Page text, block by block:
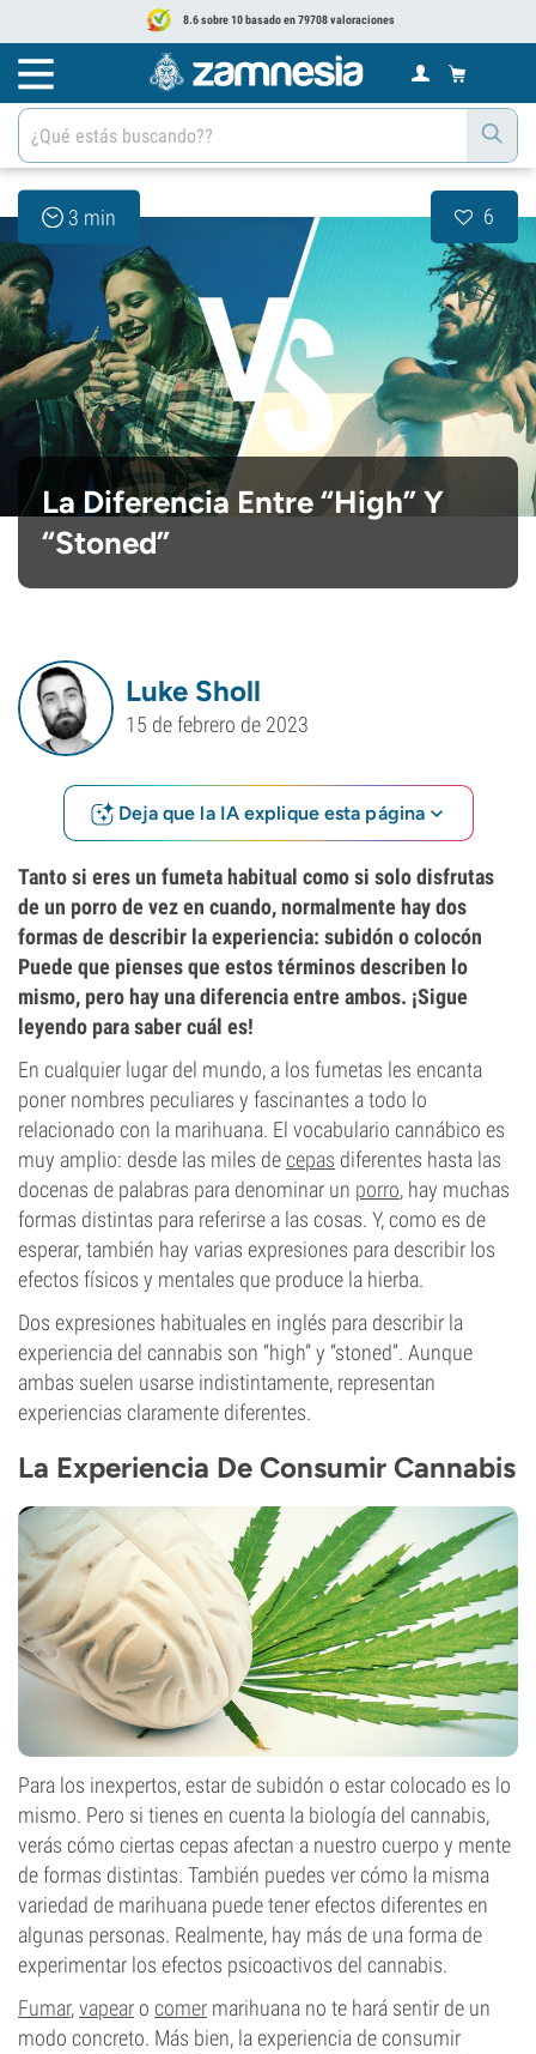
8.6 sobre 10 basado en 79708 valoraciones
3 min 6
La Diferencia Entre “High” Y
“Stoned”
Luke Sholl
15 de febrero de 2023
Deja que la IA explique esta página
Tanto si eres un fumeta habitual como si solo disfrutas
de un porro de vez en cuando, normalmente hay dos
formas de describir la experiencia: subidón o colocón
Puede que pienses que estos términos describen lo
mismo, pero hay una diferencia entre ambos. ¡Sigue
leyendo para saber cuál es!
En cualquier lugar del mundo, a los fumetas les encanta
poner nombres peculiares y fascinantes a todo lo
relacionado con la marihuana. El vocabulario cannábico es
muy amplio: desde las miles decepas diferentes hasta las
docenas de palabras para denominar un porro, hay muchas
formas distintas para referirse a las cosas. Y, como es de
esperar, también hay varias expresiones para describir los
efectos físicos y mentales que produce la hierba.
Dos expresiones habituales en inglés para describir la
experiencia del cannabis son “high” y “stoned”. Aunque
ambas suelen usarse indistintamente, representan
experiencias claramente diferentes.
La Experiencia De Consumir Cannabis
Para los inexpertos, estar de subidón o estar colocado es lo
mismo. Pero si tienes en cuenta la biología del cannabis,
verás cómo ciertas cepas afectan a nuestro cuerpo y mente
de formas distintas. También puedes ver cómo la misma
variedad de marihuana puede tener efectos diferentes en
algunas personas. Realmente, hay más de una forma de
experimentar los efectos psicoactivos del cannabis.
Fumar,vapear o comer marihuana no te hará sentir de un
modo concreto. Más bien, la experiencia de consumir